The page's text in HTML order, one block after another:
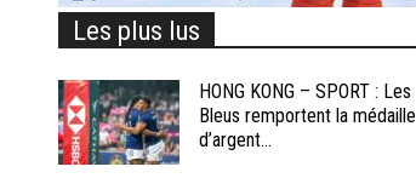
Les plus lus
HONG KONG – SPORT : Les
Bleus remportent la médaille
d’argent...